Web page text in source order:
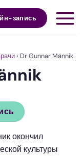
запись
› Dr Gunnar Männik
окончил
культуры